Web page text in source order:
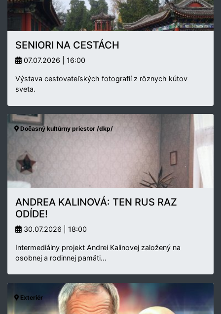
SENIORI NA CESTÁCH
07.07.2026 | 16:00
Výstava cestovateľských fotografií z rôznych kútov
sveta.
Dočasný kultúrny priestor /dkp/
ANDREA KALINOVÁ: TEN RUS RAZ
ODÍDE!
30.07.2026 | 18:00
Intermediálny projekt Andrei Kalinovej založený na
osobnej a rodinnej pamäti…
Exteriér